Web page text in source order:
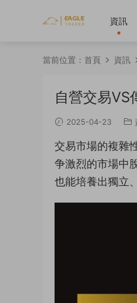
資訊
當前位置： 首頁 資訊
自營交易VS
2025-04-23
交易市場的複雜
争激烈的市場中
也能培養出獨立